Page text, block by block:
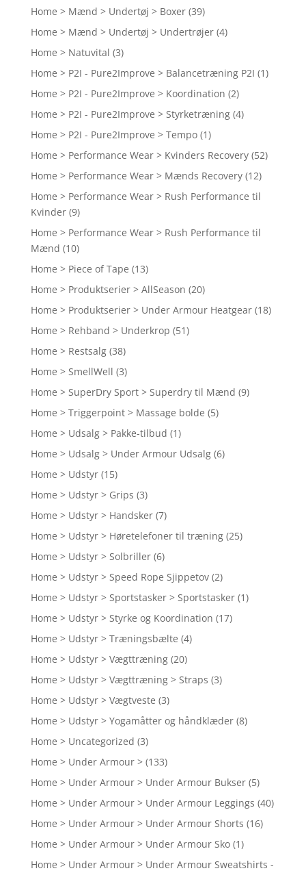
Home > Mænd > Undertøj > Boxer (39)
Home > Mænd > Undertøj > Undertrøjer (4)
Home > Natuvital (3)
Home > P2I - Pure2Improve > Balancetræning P2I (1)
Home > P2I - Pure2Improve > Koordination (2)
Home > P2I - Pure2Improve > Styrketræning (4)
Home > P2I - Pure2Improve > Tempo (1)
Home > Performance Wear > Kvinders Recovery (52)
Home > Performance Wear > Mænds Recovery (12)
Home > Performance Wear > Rush Performance til
Kvinder (9)
Home > Performance Wear > Rush Performance til
Mænd (10)
Home > Piece of Tape (13)
Home > Produktserier > AllSeason (20)
Home > Produktserier > Under Armour Heatgear (18)
Home > Rehband > Underkrop (51)
Home > Restsalg (38)
Home > SmellWell (3)
Home > SuperDry Sport > Superdry til Mænd (9)
Home > Triggerpoint > Massage bolde (5)
Home > Udsalg > Pakke-tilbud (1)
Home > Udsalg > Under Armour Udsalg (6)
Home > Udstyr (15)
Home > Udstyr > Grips (3)
Home > Udstyr > Handsker (7)
Home > Udstyr > Høretelefoner til træning (25)
Home > Udstyr > Solbriller (6)
Home > Udstyr > Speed Rope Sjippetov (2)
Home > Udstyr > Sportstasker > Sportstasker (1)
Home > Udstyr > Styrke og Koordination (17)
Home > Udstyr > Træningsbælte (4)
Home > Udstyr > Vægttræning (20)
Home > Udstyr > Vægttræning > Straps (3)
Home > Udstyr > Vægtveste (3)
Home > Udstyr > Yogamåtter og håndklæder (8)
Home > Uncategorized (3)
Home > Under Armour > (133)
Home > Under Armour > Under Armour Bukser (5)
Home > Under Armour > Under Armour Leggings (40)
Home > Under Armour > Under Armour Shorts (16)
Home > Under Armour > Under Armour Sko (1)
Home > Under Armour > Under Armour Sweatshirts -